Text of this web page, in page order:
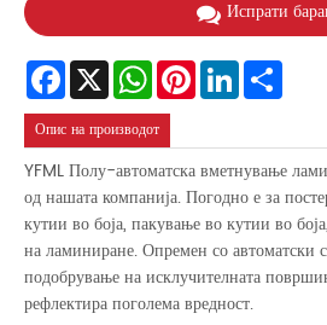
Испрати
Facebook
X WhatsAppPinterestLinkedIn
Опис на производот
YFML Полу-автоматска вметнување
од нашата компанија. Погодно е за
кутии во боја, пакување во кутии во
на ламиниране. Опремен со автоматски
подобрување на исклучителната
рефлектира поголема вредност.